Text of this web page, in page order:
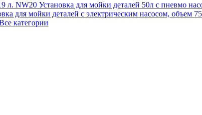
л. NW20 Установка для мойки деталей 50л с пневмо
для мойки деталей с электрическим насосом, объем
категории